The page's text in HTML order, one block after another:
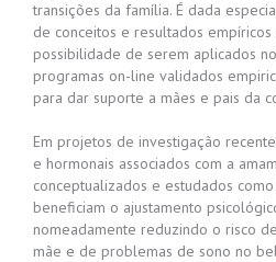
transições da família. É dada
de conceitos e resultados empíricos
possibilidade de serem aplicados
programas on-line validados
para dar suporte a mães e pais da
Em projetos de investigação
e hormonais associados com a
conceptualizados e estudados
beneficiam o ajustamento
nomeadamente reduzindo o risco
mãe e de problemas de sono no